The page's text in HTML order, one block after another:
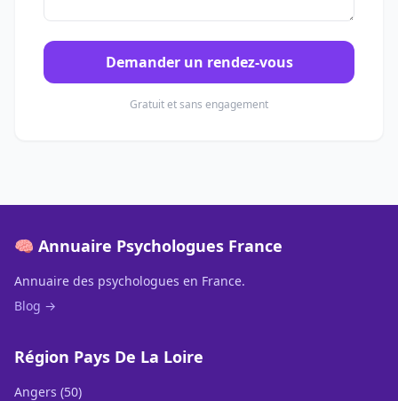
Demander un rendez-vous
Gratuit et sans engagement
🧠 Annuaire Psychologues France
Annuaire des psychologues en France.
Blog →
Région Pays De La Loire
Angers (50)